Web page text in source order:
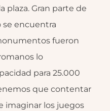
plaza. Gran parte de
encuentra
fueron
lo
para 25.000
que contentar
imaginar los juegos